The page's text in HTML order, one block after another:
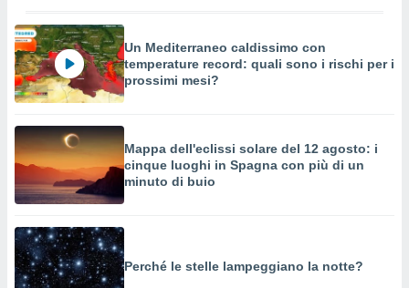
Un Mediterraneo caldissimo con
temperature record: quali sono i rischi per i
prossimi mesi?
Mappa dell'eclissi solare del 12 agosto: i
cinque luoghi in Spagna con più di un
minuto di buio
Perché le stelle lampeggiano la notte?